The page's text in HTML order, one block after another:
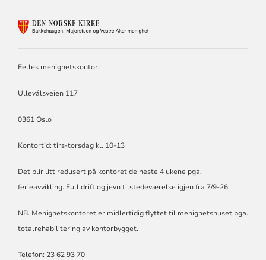
FOR
Felles menighetskontor:
Ullevålsveien 117
0361 Oslo
Kontortid: tirs-torsdag kl. 10-13
Det blir litt redusert på kontoret de neste 4 ukene pga.
ferieavvikling. Full drift og jevn tilstedeværelse igjen fra 7/9-26.
NB. Menighetskontoret er midlertidig flyttet til menighetshuset pga.
totalrehabilitering av kontorbygget.
Telefon: 23 62 93 70